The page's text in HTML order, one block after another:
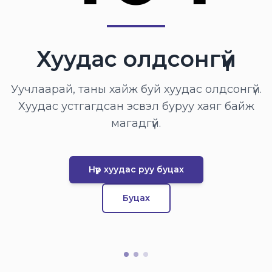
Хуудас олдсонгүй
Уучлаарай, таны хайж буй хуудас олдсонгүй.
Хуудас устгагдсан эсвэл буруу хаяг байж
магадгүй.
Нүүр хуудас руу буцах
Буцах